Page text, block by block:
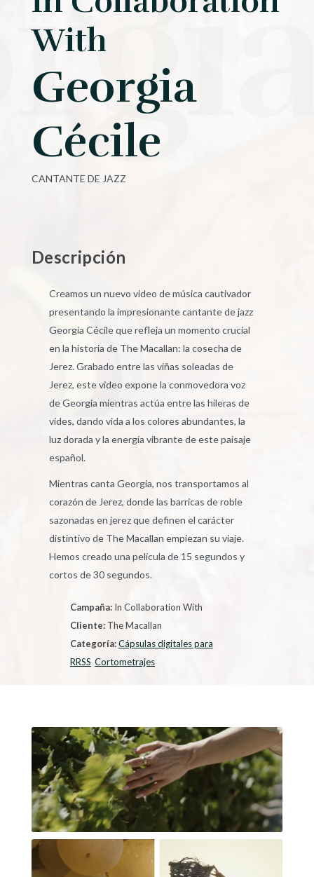
With
Georgia
Cécile
CANTANTE DE JAZZ
Descripción
Creamos un nuevo video de música cautivador
presentando la impresionante cantante de jazz
Georgia Cécile que refleja un momento crucial
en la historia de The Macallan: la cosecha de
Jerez. Grabado entre las viñas soleadas de
Jerez, este video expone la conmovedora voz
de Georgia mientras actúa entre las hileras de
vides, dando vida a los colores abundantes, la
luz dorada y la energía vibrante de este paisaje
español.
Mientras canta Georgia, nos transportamos al
corazón de Jerez, donde las barricas de roble
sazonadas en jerez que definen el carácter
distintivo de The Macallan empiezan su viaje.
Hemos creado una película de 15 segundos y
cortos de 30 segundos.
Campaña:In Collaboration With
Cliente:The Macallan
Categoría: Cápsulas digitales para
RRSS Cortometrajes